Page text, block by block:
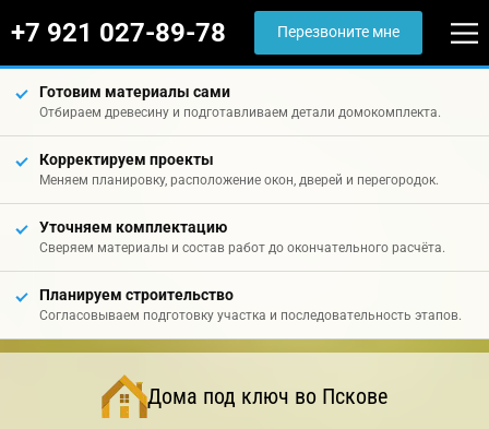
+7 921 027-89-78 Перезвоните мне
Готовим материалы сами
Отбираем древесину и подготавливаем детали домокомплекта.
Корректируем проекты
Меняем планировку, расположение окон, дверей и перегородок.
Уточняем комплектацию
Сверяем материалы и состав работ до окончательного расчёта.
Планируем строительство
Согласовываем подготовку участка и последовательность этапов.
Дома под ключ во Пскове